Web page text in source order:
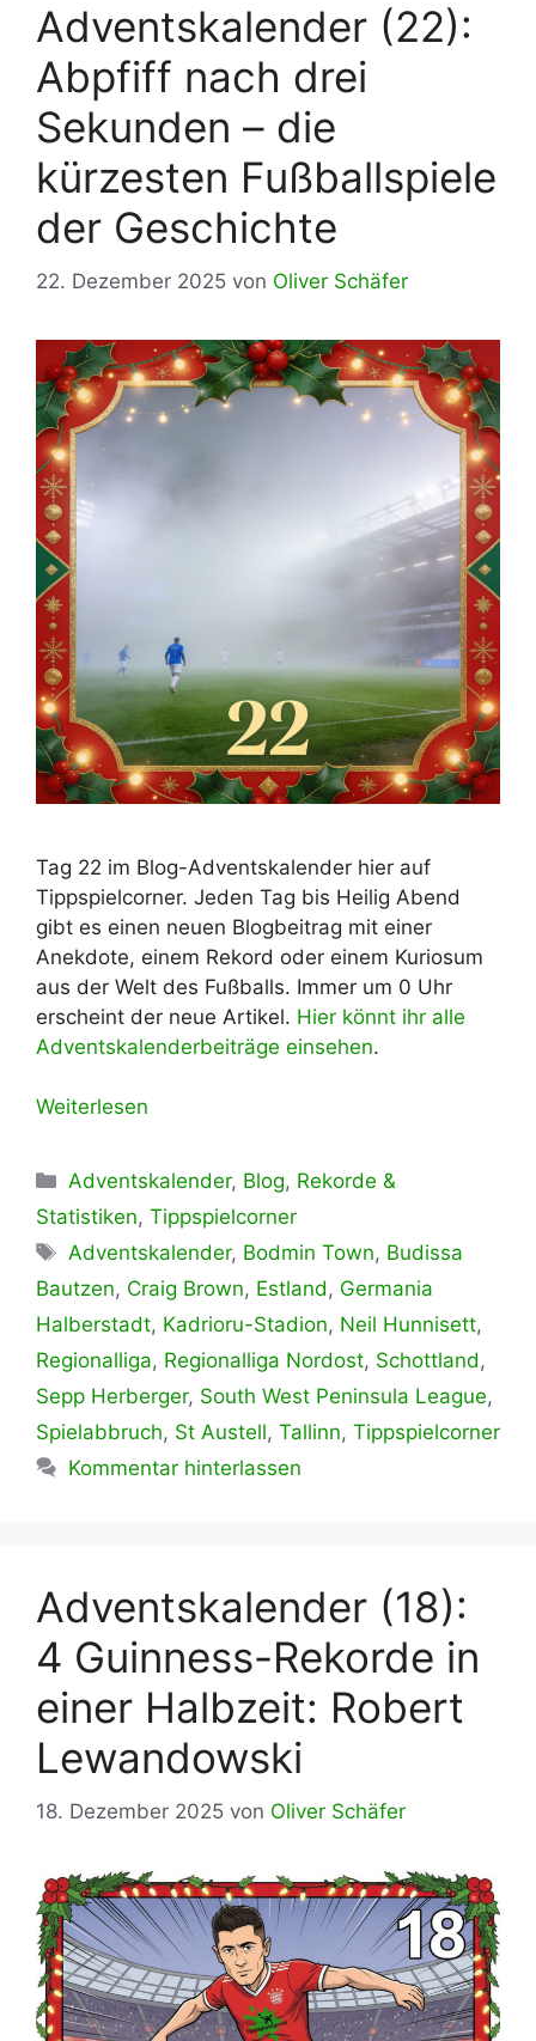
Adventskalender (22):
Abpfiff nach drei
Sekunden – die
kürzesten Fußballspiele
der Geschichte
22. Dezember 2025 von Oliver Schäfer
Tag 22 im Blog-Adventskalender hier auf
Tippspielcorner. Jeden Tag bis Heilig Abend
gibt es einen neuen Blogbeitrag mit einer
Anekdote, einem Rekord oder einem Kuriosum
aus der Welt des Fußballs. Immer um 0 Uhr
erscheint der neue Artikel. Hier könnt ihr alle
Adventskalenderbeiträge einsehen.
Weiterlesen
Kategorien
Adventskalender, Blog, Rekorde &
Statistiken, Tippspielcorner
Schlagwörter
Adventskalender, Bodmin Town, Budissa
Bautzen, Craig Brown, Estland, Germania
Halberstadt, Kadrioru-Stadion, Neil Hunnisett,
Regionalliga, Regionalliga Nordost, Schottland,
Sepp Herberger, South West Peninsula League,
Spielabbruch, St Austell, Tallinn, Tippspielcorner
Kommentar hinterlassen
Adventskalender (18):
4 Guinness-Rekorde in
einer Halbzeit: Robert
Lewandowski
18. Dezember 2025 von Oliver Schäfer